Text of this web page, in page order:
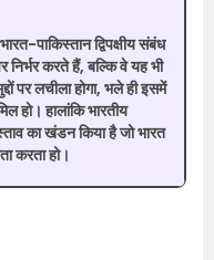
पाकिस्तान द्विपक्षीय संबंध
करते हैं, बल्कि वे यह भी
पर लचीला होगा, भले ही इसमें
हो। हालांकि भारतीय
का खंडन किया है जो भारत
करता हो।